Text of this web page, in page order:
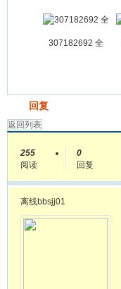
307182692 全
回复
返回列表
255
阅读
0
回复
离线bbsjj01